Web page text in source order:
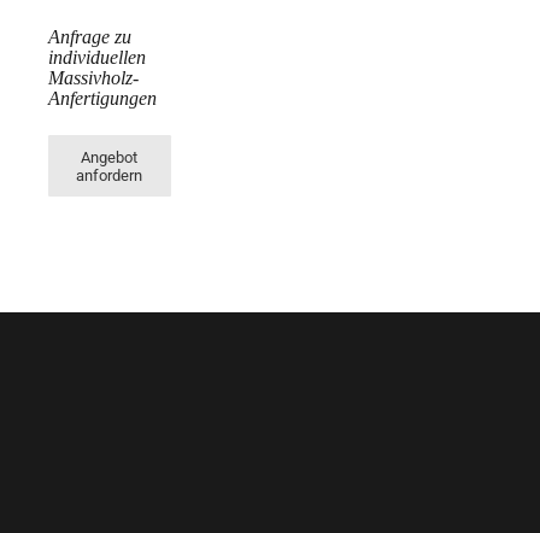
Anfrage zu
individuellen
Massivholz-
Anfertigungen
Angebot
anfordern